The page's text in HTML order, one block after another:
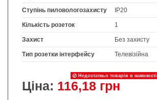
Ступінь пиловологозахисту IP20
Кількість розеток 1
Захист Без захисту
Тип розетки інтерфейсу Телевізійна
Недостатньо товарів в наявності
Ціна: 116,18 грн